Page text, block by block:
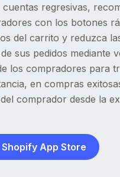
regresivas,
con los botones
del carrito y reduzca
sus pedidos mediante
los compradores para
en compras
comprador desde la
App Store